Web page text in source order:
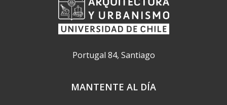
Portugal 84, Santiago
MANTENTE AL DÍA